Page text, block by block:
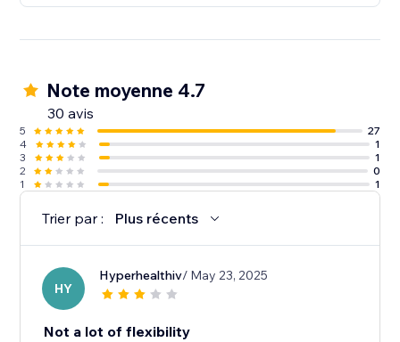
Note moyenne 4.7
30 avis
5
27
4
1
3
1
2
0
1
1
Trier par : Plus récents
HY
Hyperhealthiv/ May 23, 2025
Not a lot of flexibility